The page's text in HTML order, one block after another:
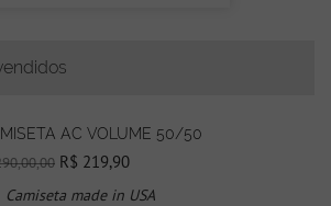
AC VOLUME 50/50
R$ 219,90
Camiseta made in USA